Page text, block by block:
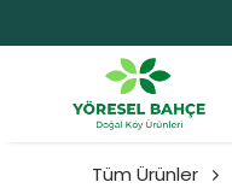
Tüm Ürünler